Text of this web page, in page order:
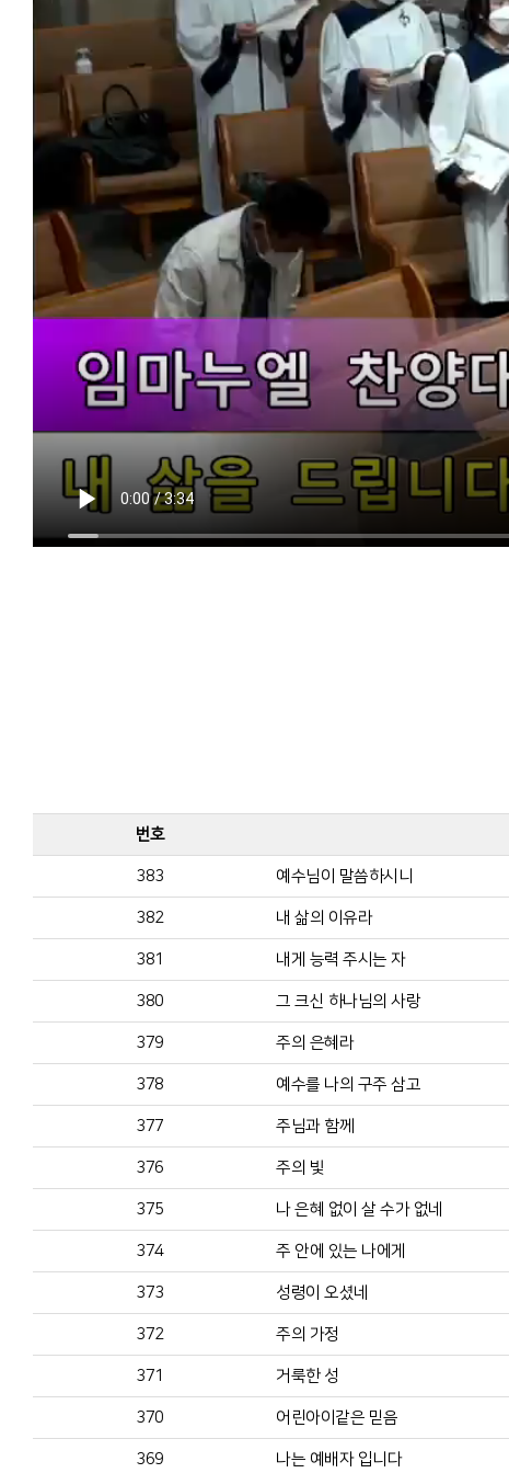
번호
383 예수님이 말씀하시니
382 내 삶의 이유라
381 내게 능력 주시는 자
380 그 크신 하나님의 사랑
379 주의 은혜라
378 예수를 나의 구주 삼고
377 주님과 함께
376 주의 빛
375 나 은혜 없이 살 수가 없네
374 주 안에 있는 나에게
373 성령이 오셨네
372 주의 가정
371 거룩한 성
370 어린아이같은 믿음
369 나는 예배자 입니다